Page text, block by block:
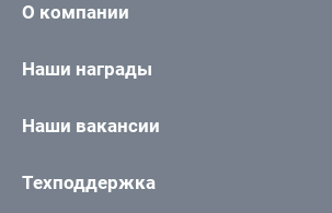
О компании
Наши награды
Наши вакансии
Техподдержка